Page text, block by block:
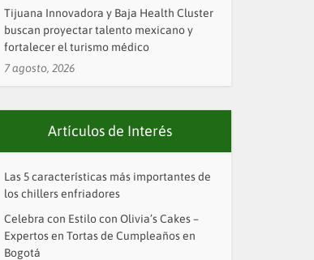
Tijuana Innovadora y Baja Health Cluster
buscan proyectar talento mexicano y
fortalecer el turismo médico
7 agosto, 2026
Artículos de Interés
Las 5 características más importantes de
los chillers enfriadores
Celebra con Estilo con Olivia’s Cakes –
Expertos en Tortas de Cumpleaños en
Bogotá